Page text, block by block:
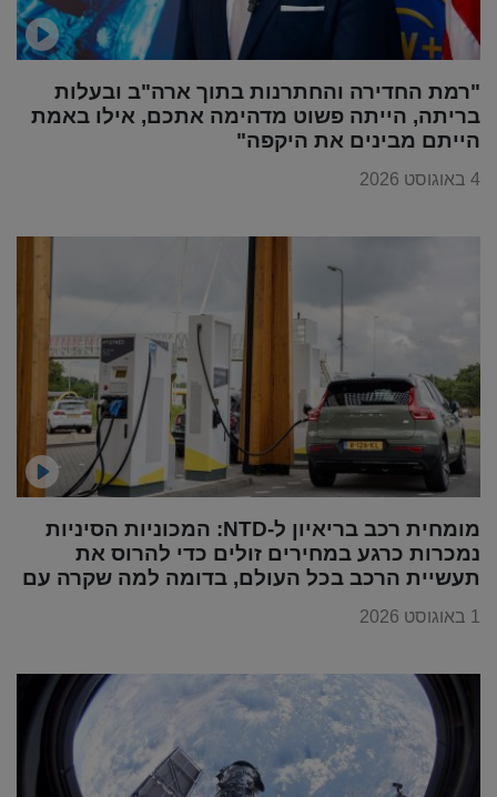
"רמת החדירה והחתרנות בתוך ארה"ב ובעלות
בריתה, הייתה פשוט מדהימה אתכם, אילו באמת
הייתם מבינים את היקפה"
4 באוגוסט 2026
מומחית רכב בריאיון ל-NTD: המכוניות הסיניות
נמכרות כרגע במחירים זולים כדי להרוס את
תעשיית הרכב בכל העולם, בדומה למה שקרה עם
1 באוגוסט 2026